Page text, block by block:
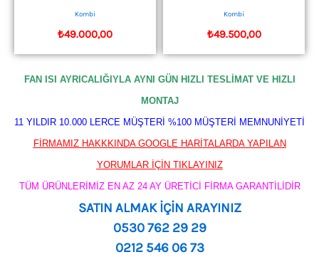
Kombi
₺49.000,00
Kombi
₺49.500,00
FAN ISI AYRICALIĞIYLA AYNI GÜN HIZLI TESLİMAT VE HIZLI
MONTAJ
11 YILDIR 10.000 LERCE MÜŞTERİ %100 MÜŞTERİ MEMNUNİYETİ
FİRMAMIZ HAKKKINDA GOOGLE HARİTALARDA YAPILAN
YORUMLAR İÇİN TIKLAYINIZ
TÜM ÜRÜNLERİMİZ EN AZ 24 AY ÜRETİCİ FİRMA GARANTİLİDİR
SATIN ALMAK İÇİN ARAYINIZ
0530 762 29 29
0212 546 06 73